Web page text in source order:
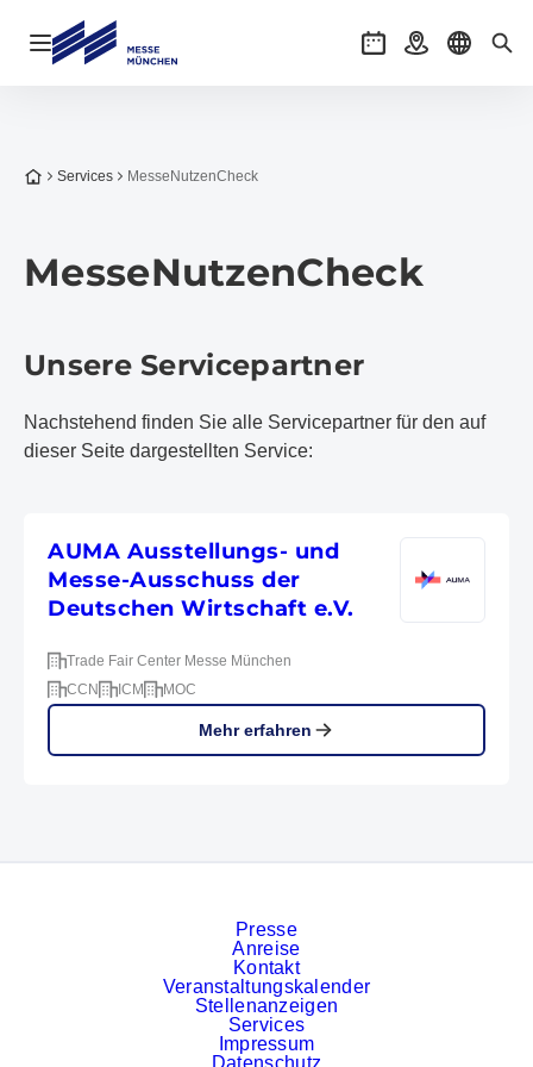
Navigation öffnen Veranstaltungen
AnreiseSprache
Zur Startseite
Services MesseNutzenCheck
MesseNutzenCheck
Unsere Servicepartner
Nachstehend finden Sie alle Servicepartner für den auf
dieser Seite dargestellten Service:
AUMA Ausstellungs- und
Messe-Ausschuss der
Deutschen Wirtschaft e.V.
Trade Fair Center Messe München
CCN
ICM MOC
Mehr erfahren
Presse
Anreise
Kontakt
Veranstaltungskalender
Stellenanzeigen
Services
Impressum
Datenschutz